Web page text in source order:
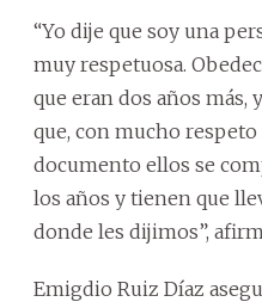
“Yo dije que soy una
muy respetuosa.
que eran dos años
que, con mucho respeto
documento ellos se
los años y tienen que
donde les dijimos”,
Emigdio Ruiz Díaz